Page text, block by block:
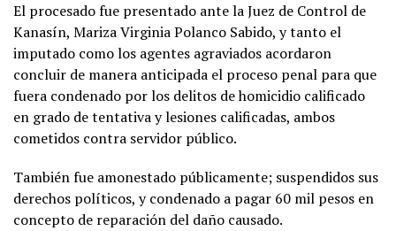
El procesado fue presentado ante la Juez de Control de
Kanasín, Mariza Virginia Polanco Sabido, y tanto el
imputado como los agentes agraviados acordaron
concluir de manera anticipada el proceso penal para que
fuera condenado por los delitos de homicidio calificado
en grado de tentativa y lesiones calificadas, ambos
cometidos contra servidor público.
También fue amonestado públicamente; suspendidos sus
derechos políticos, y condenado a pagar 60 mil pesos en
concepto de reparación del daño causado.